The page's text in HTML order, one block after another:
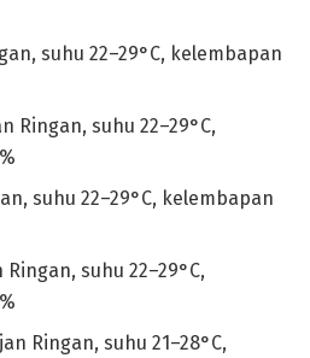
suhu 22–29°C, kelembapan
Ringan, suhu 22–29°C,
suhu 22–29°C, kelembapan
suhu 22–29°C,
Ringan, suhu 21–28°C,